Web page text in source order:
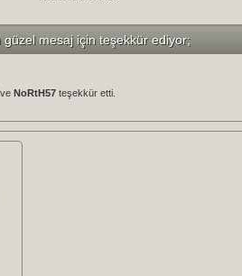
güzel mesaj için teşekkür ediyor;
ve NoRtH57 teşekkür etti.